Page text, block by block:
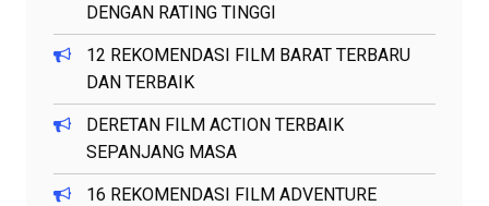
DENGAN RATING TINGGI
12 REKOMENDASI FILM BARAT TERBARU
DAN TERBAIK
DERETAN FILM ACTION TERBAIK
SEPANJANG MASA
16 REKOMENDASI FILM ADVENTURE